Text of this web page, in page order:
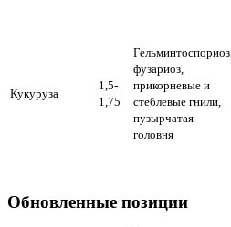
Кукуруза
1,5-
1,75
Гельминтоспориоз,
фузариоз,
прикорневые и
стеблевые гнили,
пузырчатая
головня
Обновленные позиции